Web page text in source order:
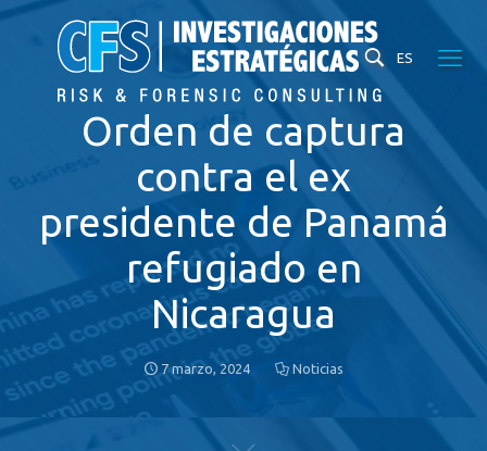
ES
Orden de captura
contra el ex
presidente de Panamá
refugiado en
Nicaragua
7 marzo, 2024 Noticias